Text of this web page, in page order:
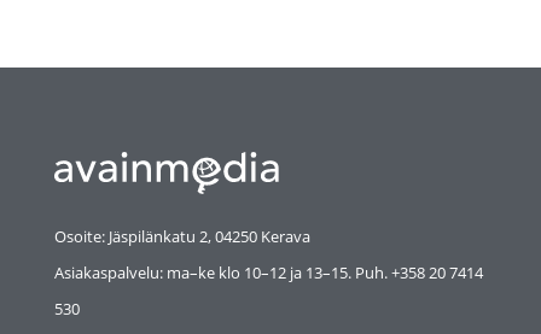
Osoite: Jäspilänkatu 2, 04250 Kerava
Asiakaspalvelu: ma–ke klo 10–12 ja 13–15. Puh. +358 20 7414
530